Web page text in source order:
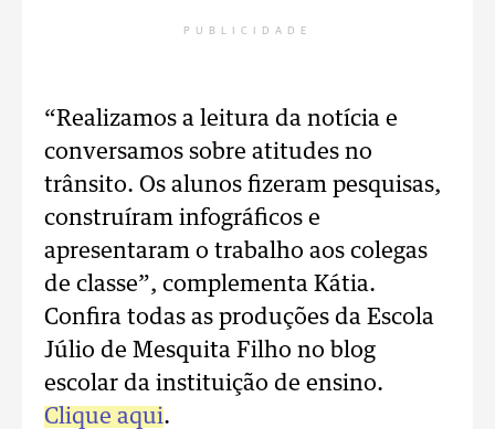
PUBLICIDADE
“Realizamos a leitura da notícia e
conversamos sobre atitudes no
trânsito. Os alunos fizeram pesquisas,
construíram infográficos e
apresentaram o trabalho aos colegas
de classe”, complementa Kátia.
Confira todas as produções da Escola
Júlio de Mesquita Filho no blog
escolar da instituição de ensino.
Clique aqui.